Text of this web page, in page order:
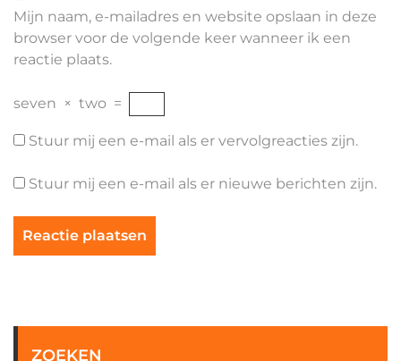
Mijn naam, e-mailadres en website opslaan in deze
browser voor de volgende keer wanneer ik een
reactie plaats.
seven × two =
Stuur mij een e-mail als er vervolgreacties zijn.
Stuur mij een e-mail als er nieuwe berichten zijn.
ZOEKEN